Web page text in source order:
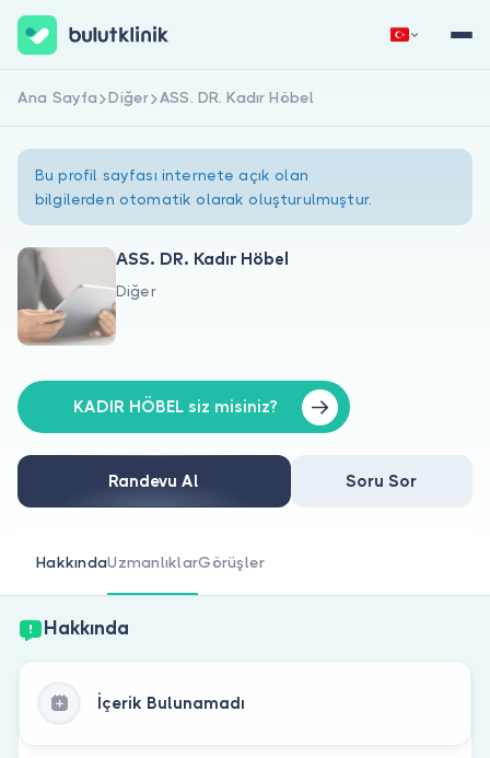
Hakkımızda
Doktorlar için
Doktor musunuz?
Hemen Kaydol
Ana Sayfa Diğer ASS. DR. Kadır Höbel
Bu profil sayfası internete açık olan
bilgilerden otomatik olarak oluşturulmuştur.
ASS. DR. Kadır Höbel
Diğer
KADIR HÖBEL siz misiniz?
Randevu Al Soru Sor
HakkındaUzmanlıklarGörüşler
Hakkında
İçerik Bulunamadı